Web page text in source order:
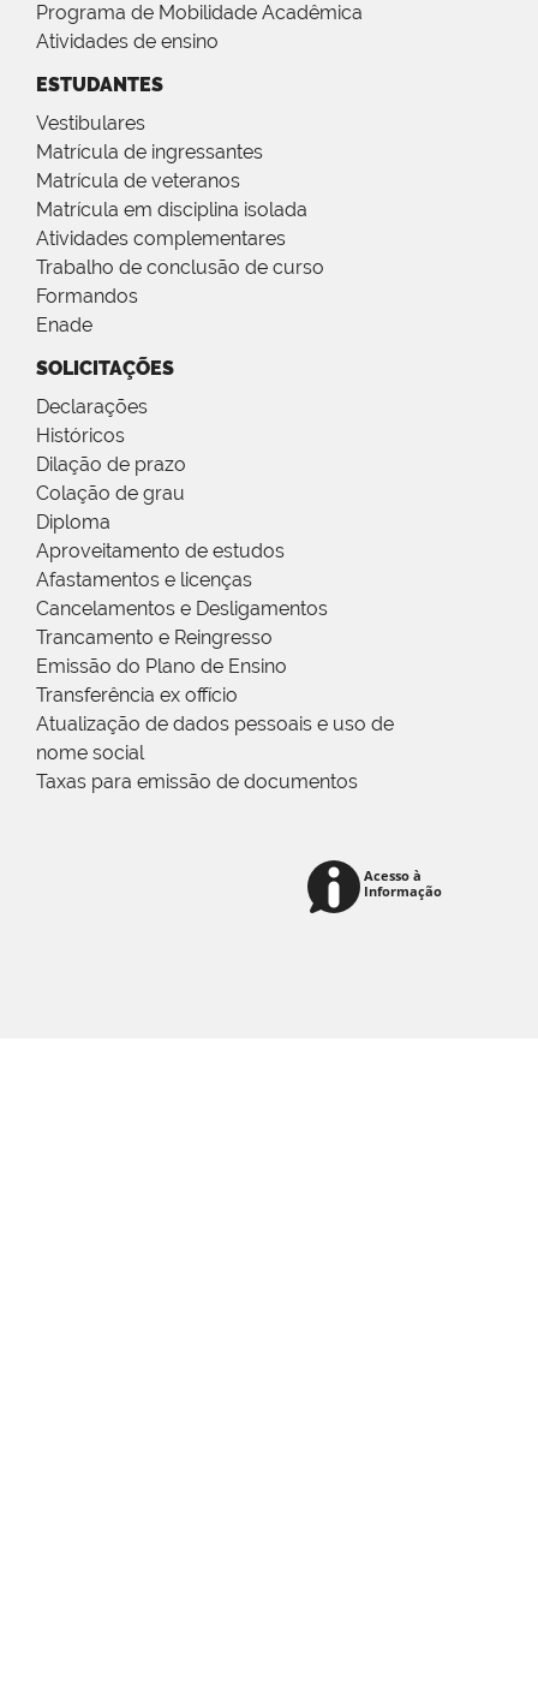
Programa de Mobilidade Acadêmica
Atividades de ensino
ESTUDANTES
Vestibulares
Matrícula de ingressantes
Matrícula de veteranos
Matrícula em disciplina isolada
Atividades complementares
Trabalho de conclusão de curso
Formandos
Enade
SOLICITAÇÕES
Declarações
Históricos
Dilação de prazo
Colação de grau
Diploma
Aproveitamento de estudos
Afastamentos e licenças
Cancelamentos e Desligamentos
Trancamento e Reingresso
Emissão do Plano de Ensino
Transferência ex offício
Atualização de dados pessoais e uso de
nome social
Taxas para emissão de documentos